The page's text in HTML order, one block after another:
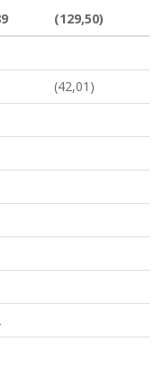
(129,50)
(42,01)